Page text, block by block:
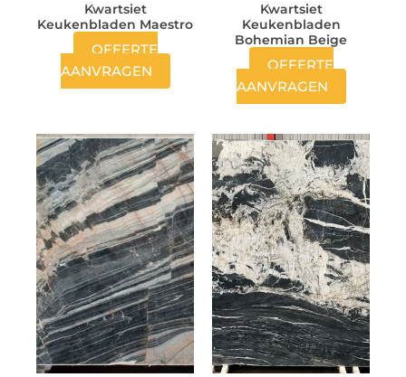
Kwartsiet
Keukenbladen Maestro
OFFERTE
AANVRAGEN
Kwartsiet
Keukenbladen
Bohemian Beige
OFFERTE
AANVRAGEN